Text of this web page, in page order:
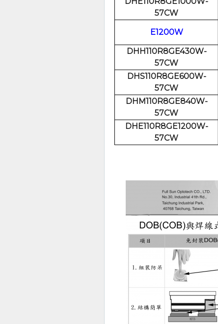
57CW
E1200W
DHH110R8GE430W-
57CW
DHS110R8GE600W-
57CW
DHM110R8GE840W-
57CW
DHE110R8GE1200W-
57CW